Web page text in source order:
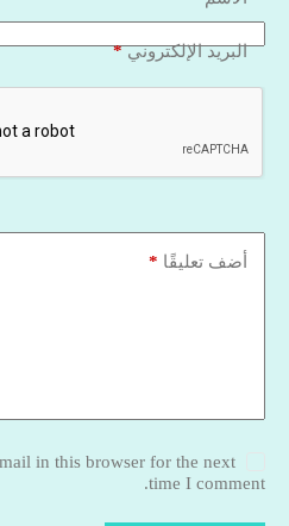
البريد الإلكتروني*
أضف تعليقًا *
in this browser for the next
time I comment.